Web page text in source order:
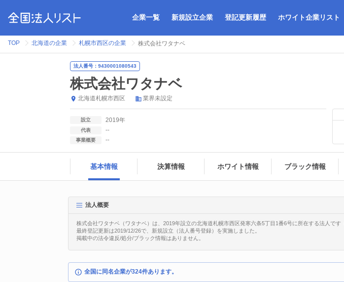
企業一覧 新規設立企業 登記更新履歴 ホワイト企業リスト
TOP 北海道の企業 札幌市西区の企業 株式会社ワタナベ
法人番号：9430001080543
株式会社ワタナベ
北海道札幌市西区 業界未設定
設立 2019年
代表 --
事業概要 --
基本情報 決算情報 ホワイト情報 ブラック情報
法人概要
株式会社ワタナベ（ワタナベ）は、2019年設立の北海道札幌市西区発寒六条5丁目1番6号に所在する法人です
最終登記更新は2019/12/26で、新規設立（法人番号登録）を実施しました。
掲載中の法令違反/処分/ブラック情報はありません。
全国に同名企業が324件あります。